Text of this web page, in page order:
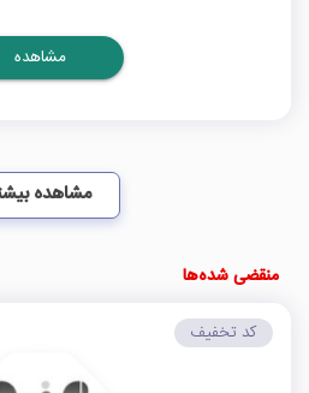
مشاهده
مشاهده
منقضی شده‌ها
کد تخفیف